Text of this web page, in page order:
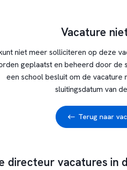
Vacature
niet meer solliciteren op deze
geplaatst en beheerd door de
een school besluit om de
sluitingsdatum van
Terug naar
directeur vacatures in